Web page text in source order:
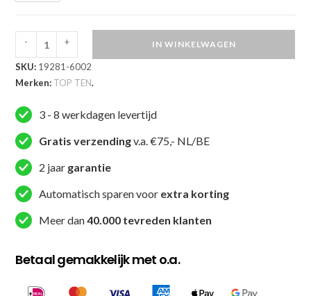
TEN
Tank
top
-
Salamaa
IFMA
-
Blauw
- + IN WINKELWAGEN
SKU: 19281-6002
Merken: TOP TEN.
3 - 8 werkdagen levertijd
Gratis verzendingv.a. €75,- NL/BE
2 jaar garantie
Automatisch sparen voor extra korting
Meer dan40.000 tevreden klanten
Betaal gemakkelijk met o.a.